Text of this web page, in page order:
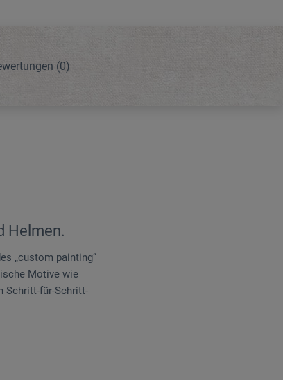
(0)
Helmen.
„custom painting“
Motive wie
Schritt-für-Schritt-